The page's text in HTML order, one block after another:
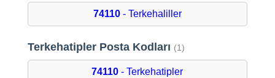
74110- Terkehaliller
Terkehatipler Posta Kodları (1)
74110 - Terkehatipler